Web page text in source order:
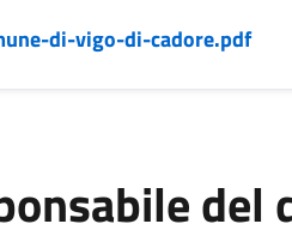
di-vigo-di-cadore.pdf
del